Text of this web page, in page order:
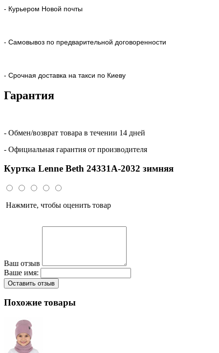
- Курьером Новой почты
- Самовывоз по предварительной договоренности
- Срочная доставка на такси по Киеву
Гарантия
- Обмен/возврат товара в течении 14 дней
- Официальная гарантия от производителя
Куртка Lenne Beth 24331A-2032 зимняя
Нажмите, чтобы оценить товар
Ваш отзыв
Ваше имя:
Оставить отзыв
Похожие товары